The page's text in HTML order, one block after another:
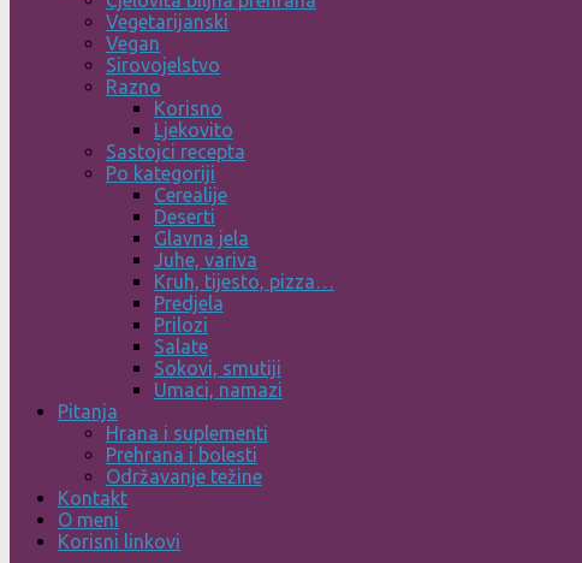
Vegetarijanski
Vegan
Sirovojelstvo
Razno
Korisno
Ljekovito
Sastojci recepta
Po kategoriji
Cerealije
Deserti
Glavna jela
Juhe, variva
Kruh, tijesto, pizza…
Predjela
Prilozi
Salate
Sokovi, smutiji
Umaci, namazi
Pitanja
Hrana i suplementi
Prehrana i bolesti
Održavanje težine
Kontakt
O meni
Korisni linkovi